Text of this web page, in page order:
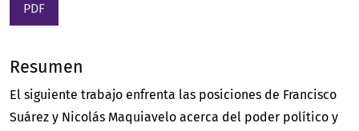
PDF
Resumen
El siguiente trabajo enfrenta las posiciones de Francisco
Suárez y Nicolás Maquiavelo acerca del poder político y